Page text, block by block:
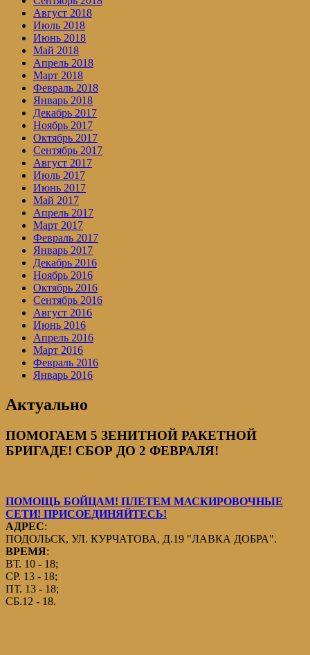
Август 2018
Июль 2018
Июнь 2018
Май 2018
Апрель 2018
Март 2018
Февраль 2018
Январь 2018
Декабрь 2017
Ноябрь 2017
Октябрь 2017
Сентябрь 2017
Август 2017
Июль 2017
Июнь 2017
Май 2017
Апрель 2017
Март 2017
Февраль 2017
Январь 2017
Декабрь 2016
Ноябрь 2016
Октябрь 2016
Сентябрь 2016
Август 2016
Июнь 2016
Апрель 2016
Март 2016
Февраль 2016
Январь 2016
Актуально
ПОМОГАЕМ 5 ЗЕНИТНОЙ РАКЕТНОЙ
БРИГАДЕ! СБОР ДО 2 ФЕВРАЛЯ!
ПОМОЩЬ БОЙЦАМ! ПЛЕТЕМ МАСКИРОВОЧНЫЕ
СЕТИ! ПРИСОЕДИНЯЙТЕСЬ!
АДРЕС:
ПОДОЛЬСК, УЛ. КУРЧАТОВА, Д.19 "ЛАВКА ДОБРА".
ВРЕМЯ:
ВТ. 10 - 18;
СР. 13 - 18;
ПТ. 13 - 18;
СБ.12 - 18.